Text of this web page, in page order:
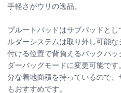
手軽さがウリの逸品。
プルートパッドはサブパッドと
ルダーシステムは取り外し可能
付ける位置で背負えるバックパ
ダーバッグモードに変更可能で
分な着地面積を持っているので
もおすすめです。